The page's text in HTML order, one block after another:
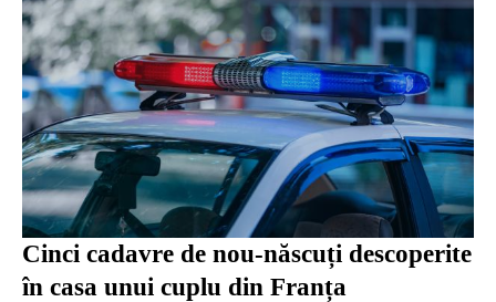
Cinci cadavre de nou-născuți descoperite
în casa unui cuplu din Franța